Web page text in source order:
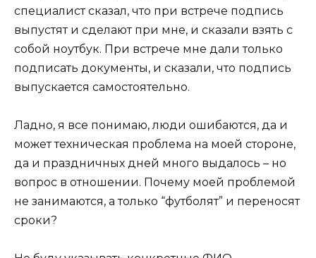
специалист сказал, что при встрече подпись
выпустят и сделают при мне, и сказали взять с
собой ноутбук. При встрече мне дали только
подписать документы, и сказали, что подпись
выпускается самостоятельно.
Ладно, я все понимаю, люди ошибаются, да и
может техническая проблема на моей стороне,
да и праздничных дней много выдалось – но
вопрос в отношении. Почему моей проблемой
не занимаются, а только “футболят” и переносят
сроки?